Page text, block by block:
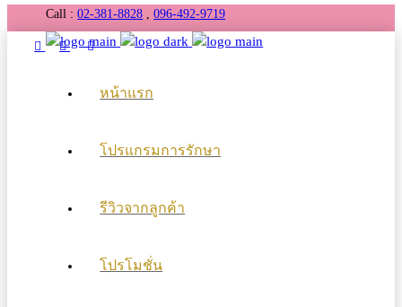
Call :02-381-8828 ,096-492-9719
หน้าแรก
โปรแกรมการรักษา
รีวิวจากลูกค้า
โปรโมชั่น